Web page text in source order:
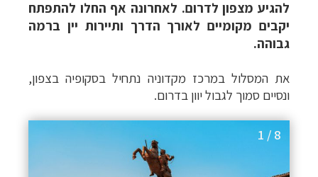
להגיע מצפון לדרום. לאחרונה אף החלו להתפתח
יקבים מקומיים לאורך הדרך ותיירות יין ברמה
גבוהה.
את המסלול במרכז מקדוניה נתחיל בסקופיה בצפון,
ונסיים סמוך לגבול יוון בדרום.
1 / 8